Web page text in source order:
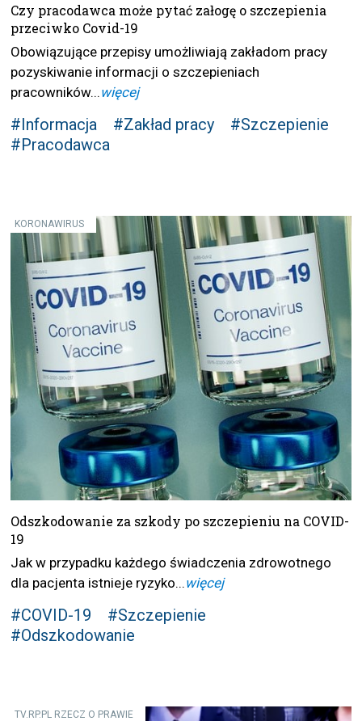
Czy pracodawca może pytać załogę o szczepienia
przeciwko Covid-19
Obowiązujące przepisy umożliwiają zakładom pracy
pozyskiwanie informacji o szczepieniach
pracowników... więcej
#Informacja #Zakład pracy
#Szczepienie
#Pracodawca
KORONAWIRUS
Odszkodowanie za szkody po szczepieniu na COVID-
19
Jak w przypadku każdego świadczenia zdrowotnego
dla pacjenta istnieje ryzyko... więcej
#COVID-19
#Szczepienie
#Odszkodowanie
TV.RP.PL RZECZ O PRAWIE